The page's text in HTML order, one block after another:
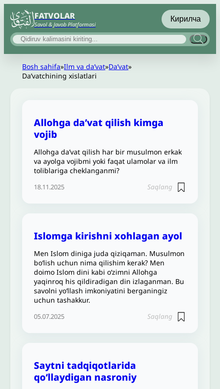
FATVOLAR
Savol & Javob Platformasi
Кирилча
Bosh sahifa»Ilm va daʼvat»Daʼvat»
Daʼvatchining xislatlari
Allohga da’vat qilish kimga
vojib
Allohga da’vat qilish har bir musulmon erkak
va ayolga vojibmi yoki faqat ulamolar va ilm
toliblariga cheklanganmi?
18.11.2025 Saqlang
Islomga kirishni xohlagan ayol
Men Islom diniga juda qiziqaman. Musulmon
bo‘lish uchun nima qilishim kerak? Men
doimo Islom dini kabi o‘zimni Allohga
yaqinroq his qildiradigan din izlaganman. Bu
savolni yo‘llash imkoniyatini berganingiz
uchun tashakkur.
05.07.2025 Saqlang
Saytni tadqiqotlarida
qo‘llaydigan nasroniy